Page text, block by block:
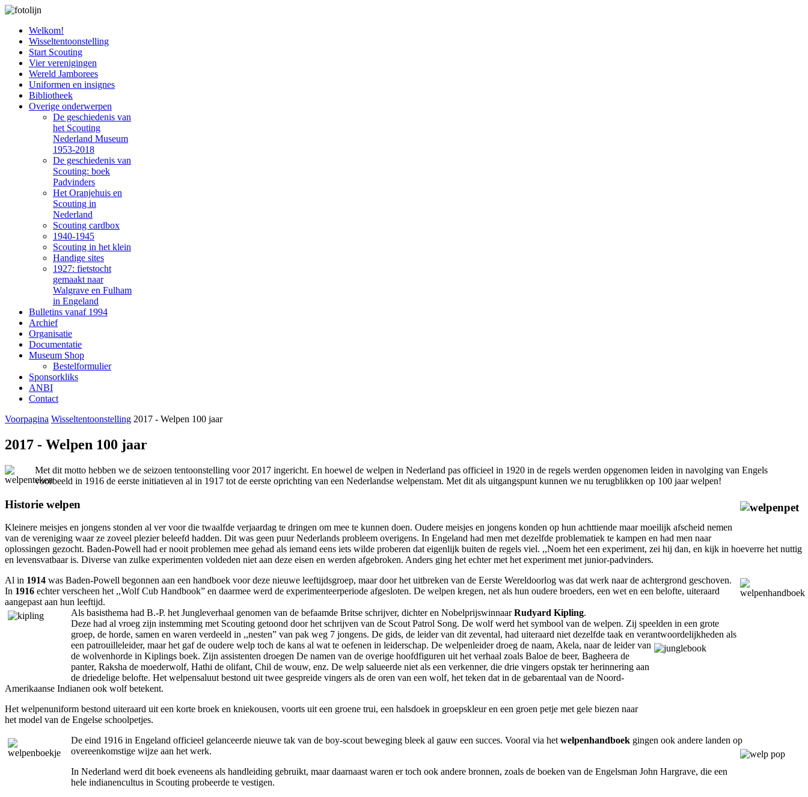
Welkom!
Wisseltentoonstelling
Start Scouting
Vier verenigingen
Wereld Jamborees
Uniformen en insignes
Bibliotheek
Overige onderwerpen
De geschiedenis van
het Scouting
Nederland Museum
1953-2018
De geschiedenis van
Scouting: boek
Padvinders
Het Oranjehuis en
Scouting in
Nederland
Scouting cardbox
1940-1945
Scouting in het klein
Handige sites
1927: fietstocht
gemaakt naar
Walgrave en Fulham
in Engeland
Bulletins vanaf 1994
Archief
Organisatie
Documentatie
Museum Shop
Bestelformulier
Sponsorkliks
ANBI
Contact
Voorpagina Wisseltentoonstelling 2017 - Welpen 100 jaar
2017 - Welpen 100 jaar
Met dit motto hebben we de seizoen tentoonstelling voor 2017 ingericht. En hoewel de welpen in Nederland pas officieel in 1920 in de regels werden opgenomen leiden in navolging van Engels
voorbeeld in 1916 de eerste initiatieven al in 1917 tot de eerste oprichting van een Nederlandse welpenstam. Met dit als uitgangspunt kunnen we nu terugblikken op 100 jaar welpen!
Historie welpen
Kleinere meisjes en jongens stonden al ver voor die twaalfde verjaardag te dringen om mee te kunnen doen. Oudere meisjes en jongens konden op hun achttiende maar moeilijk afscheid nemen
van de vereniging waar ze zoveel plezier beleefd hadden. Dit was geen puur Nederlands probleem overigens. In Engeland had men met dezelfde problematiek te kampen en had men naar
oplossingen gezocht. Baden-Powell had er nooit problemen mee gehad als iemand eens iets wilde proberen dat eigenlijk buiten de regels viel. ,,Noem het een experiment, zei hij dan, en kijk in hoeverre het nuttig
en levensvatbaar is. Diverse van zulke experimenten voldeden niet aan deze eisen en werden afgebroken. Anders ging het echter met het experiment met junior-padvinders.
Al in 1914 was Baden-Powell begonnen aan een handboek voor deze nieuwe leeftijdsgroep, maar door het uitbreken van de Eerste Wereldoorlog was dat werk naar de achtergrond geschoven.
In 1916 echter verscheen het ,,Wolf Cub Handbook” en daarmee werd de experimenteerperiode afgesloten. De welpen kregen, net als hun oudere broeders, een wet en een belofte, uiteraard
aangepast aan hun leeftijd.
Als basisthema had B.-P. het Jungleverhaal genomen van de befaamde Britse schrijver, dichter en NobelprijswinnaarRudyard Kipling.
Deze had al vroeg zijn instemming met Scouting getoond door het schrijven van de Scout Patrol Song. De wolf werd het symbool van de welpen. Zij speelden in een grote
groep, de horde, samen en waren verdeeld in ,,nesten” van pak weg 7 jongens. De gids, de leider van dit zevental, had uiteraard niet dezelfde taak en verantwoordelijkheden als
een patrouilleleider, maar het gaf de oudere welp toch de kans al wat te oefenen in leiderschap. De welpenleider droeg de naam, Akela, naar de leider van
de wolvenhorde in Kiplings boek. Zijn assistenten droegen De namen van de overige hoofdfiguren uit het verhaal zoals Baloe de beer, Bagheera de
panter, Raksha de moederwolf, Hathi de olifant, Chil de wouw, enz. De welp salueerde niet als een verkenner, die drie vingers opstak ter herinnering aan
de driedelige belofte. Het welpensaluut bestond uit twee gespreide vingers als de oren van een wolf, het teken dat in de gebarentaal van de Noord-
Amerikaanse Indianen ook wolf betekent.
Het welpenuniform bestond uiteraard uit een korte broek en kniekousen, voorts uit een groene trui, een halsdoek in groepskleur en een groen petje met gele biezen naar
het model van de Engelse schoolpetjes.
De eind 1916 in Engeland officieel gelanceerde nieuwe tak van de boy-scout beweging bleek al gauw een succes. Vooral via het welpenhandboek gingen ook andere landen op
overeenkomstige wijze aan het werk.
In Nederland werd dit boek eveneens als handleiding gebruikt, maar daarnaast waren er toch ook andere bronnen, zoals de boeken van de Engelsman John Hargrave, die een
hele indianencultus in Scouting probeerde te vestigen.